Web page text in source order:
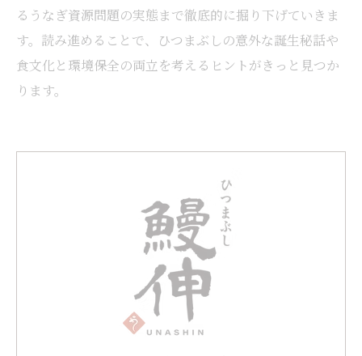
るうなぎ資源問題の実態まで徹底的に掘り下げていきま
す。読み進めることで、ひつまぶしの意外な誕生秘話や
食文化と環境保全の両立を考えるヒントがきっと見つか
ります。